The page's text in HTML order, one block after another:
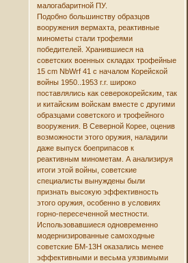
малогабаритной ПУ.
Подобно большинству образцов
вооружения вермахта, реактивные
минометы стали трофеями
победителей. Хранившиеся на
советских военных складах трофейные
15 cm NbWrf 41 с началом Корейской
войны 1950..1953 г.г. широко
поставлялись как северокорейским, так
и китайским войскам вместе с другими
образцами советского и трофейного
вооружения. В Северной Корее, оценив
возможности этого оружия, наладили
даже выпуск боеприпасов к
реактивным минометам. А анализируя
итоги этой войны, советские
специалисты вынуждены были
признать высокую эффективность
этого оружия, особенно в условиях
горно-пересеченной местности.
Использовавшиеся одновременно
модернизированные самоходные
советские БМ-13Н оказались менее
эффективными и весьма уязвимыми